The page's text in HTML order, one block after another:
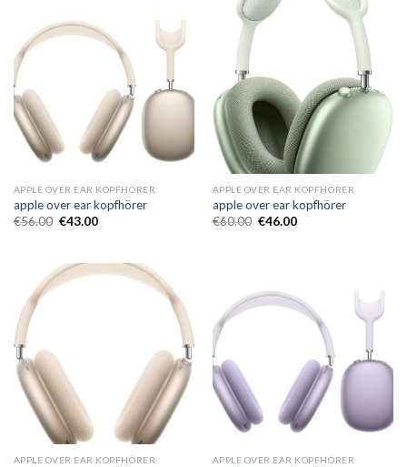
APPLE OVER EAR KOPFHÖRER
apple over ear kopfhörer
€56.00 €43.00
APPLE OVER EAR KOPFHÖRER
apple over ear kopfhörer
€60.00 €46.00
APPLE OVER EAR KOPFHÖRER APPLE OVER EAR KOPFHÖRER